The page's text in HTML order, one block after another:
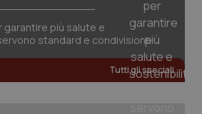
garantire più salute e
standard e condivisione
Tutti gli speciali
Google LLC
.quotidianosanita.it